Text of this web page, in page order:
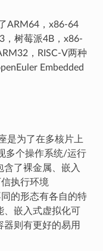
ARM64，x86-64
，树莓派4B，x86-
，RISC-V两种
Embedded
是为了在多核片上
多个操作系统/运行
含了裸金属、嵌入
执行环境
同的形态有各自的特
嵌入式虚拟化可
器则有更好的易用